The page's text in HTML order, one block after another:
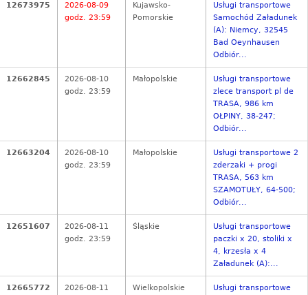
12673975
2026-08-09
godz. 23:59
Kujawsko-
Pomorskie
Usługi transportowe
Samochód Załadunek
(A): Niemcy, 32545
Bad Oeynhausen
Odbiór...
12662845
2026-08-10
godz. 23:59
Małopolskie
Usługi transportowe
zlece transport pl de
TRASA, 986 km
OŁPINY, 38-247;
Odbiór...
12663204
2026-08-10
godz. 23:59
Małopolskie
Usługi transportowe 2
zderzaki + progi
TRASA, 563 km
SZAMOTUŁY, 64-500;
Odbiór...
12651607
2026-08-11
godz. 23:59
Śląskie
Usługi transportowe
paczki x 20, stoliki x
4, krzesła x 4
Załadunek (A):...
12665772
2026-08-11
Wielkopolskie
Usługi transportowe